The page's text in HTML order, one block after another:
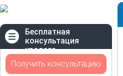
Бесплатная
консультация
уролога
Получить консультацию